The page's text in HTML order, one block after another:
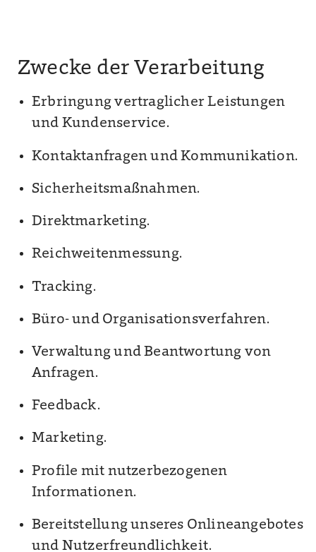
Zwecke der Verarbeitung
Erbringung vertraglicher Leistungen
und Kundenservice.
Kontaktanfragen und Kommunikation.
Sicherheitsmaßnahmen.
Direktmarketing.
Reichweitenmessung.
Tracking.
Büro- und Organisationsverfahren.
Verwaltung und Beantwortung von
Anfragen.
Feedback.
Marketing.
Profile mit nutzerbezogenen
Informationen.
Bereitstellung unseres Onlineangebotes
und Nutzerfreundlichkeit.